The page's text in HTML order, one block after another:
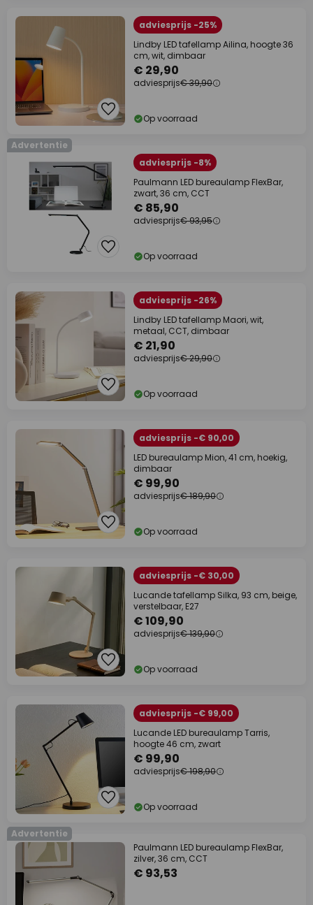
adviesprijs -25%
Lindby LED tafellamp Ailina, hoogte 36
cm, wit, dimbaar
€ 29,90
adviesprijs€ 39,90
Op voorraad
Advertentie
adviesprijs -8%
Paulmann LED bureaulamp FlexBar,
zwart, 36 cm, CCT
€ 85,90
adviesprijs€ 93,95
Op voorraad
adviesprijs -26%
Lindby LED tafellamp Maori, wit,
metaal, CCT, dimbaar
€ 21,90
adviesprijs€ 29,90
Op voorraad
adviesprijs -€ 90,00
LED bureaulamp Mion, 41 cm, hoekig,
dimbaar
€ 99,90
adviesprijs€ 189,90
Op voorraad
adviesprijs -€ 30,00
Lucande tafellamp Silka, 93 cm, beige,
verstelbaar, E27
€ 109,90
adviesprijs€ 139,90
Op voorraad
adviesprijs -€ 99,00
Lucande LED bureaulamp Tarris,
hoogte 46 cm, zwart
€ 99,90
adviesprijs€ 198,90
Op voorraad
Advertentie
Paulmann LED bureaulamp FlexBar,
zilver, 36 cm, CCT
€ 93,53